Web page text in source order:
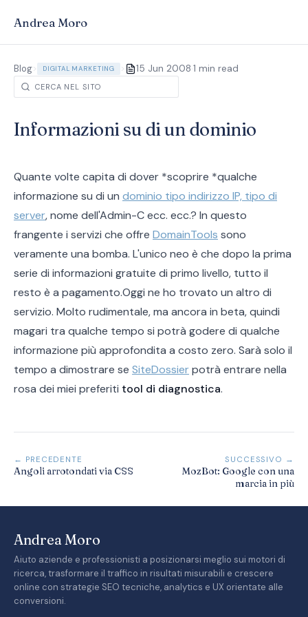
Andrea Moro
Blog> DIGITAL MARKETING > 15 Jun 2008·1 min read
Informazioni su di un dominio
Quante volte capita di dover *scoprire *qualche
informazione su di un dominio tipo indirizzo IP, tipo di
server, nome dell'Admin-C ecc. ecc.? In questo
frangente i servizi che offre DomainTools sono
veramente una bomba. L'unico neo è che dopo la prima
serie di informazioni gratuite di primo livello, tutto il
resto è a pagamento.Oggi ne ho trovato un altro di
servizio. Molto rudimentale, ma ancora in beta, quindi
magari tra qualche tempo si potrà godere di qualche
informazione più approfondita a costo zero. Sarà solo il
tempo a dimostrare se SiteDossierpotrà entrare nella
rosa dei miei preferiti tool di diagnostica.
← PRECEDENTE
Angoli arrotondati via CSS
SUCCESSIVO →
MozBot: Google con una
marcia in più
Andrea Moro
Aiuto aziende e professionisti a posizionarsi meglio sui motori di
ricerca, trasformare il traffico in risultati misurabili e crescere
online con strategie SEO tecniche, analytics e UX orientate alle
conversioni.